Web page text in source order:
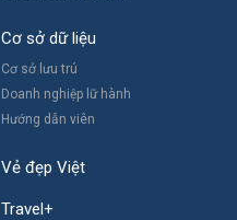
Cơ sở dữ liệu
Cơ sở lưu trú
Doanh nghiệp lữ hành
Hướng dẫn viên
Vẻ đẹp Việt
Travel+